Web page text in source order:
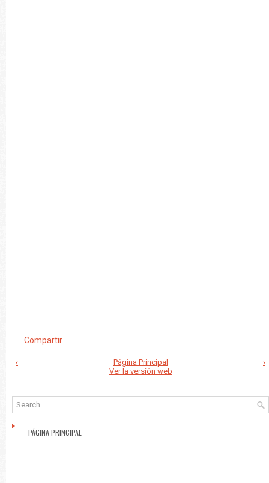
Compartir
‹ ›
Página Principal
Ver la versión web
PÁGINA PRINCIPAL